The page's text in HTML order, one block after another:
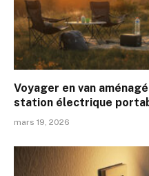
Voyager en van
station électrique
mars 19, 2026